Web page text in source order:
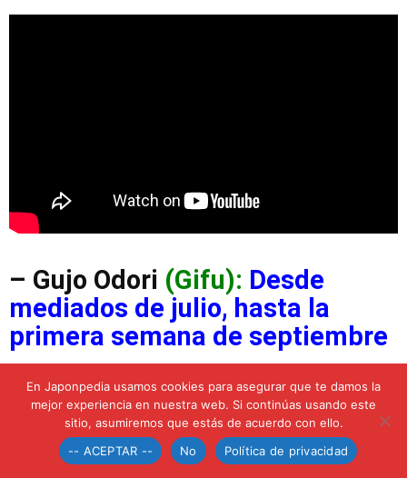
– Gujo Odori (Gifu): Desde
mediados de julio, hasta la
primera semana de septiembre
Gujo Odori (郡上踊り)es un festival
que se realiza durante varios día a
partir de mediados de julio hasta la
En Japonpedia usamos cookies para asegurar que te damos la
mejor experiencia en nuestra web. Si continúas usando este
sitio, asumiremos que estás de acuerdo con ello.
-- ACEPTAR --
No Política de privacidad